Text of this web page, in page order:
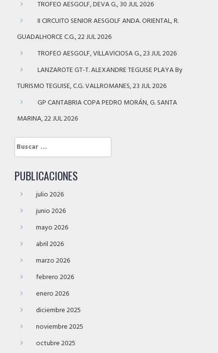
TROFEO AESGOLF, DEVA G., 30 JUL 2026
II CIRCUITO SENIOR AESGOLF ANDA. ORIENTAL, R.
GUADALHORCE C.G., 22 JUL 2026
TROFEO AESGOLF, VILLAVICIOSA G., 23 JUL 2026
LANZAROTE GT-T. ALEXANDRE TEGUISE PLAYA By
TURISMO TEGUISE, C.G. VALLROMANES, 23 JUL 2026
GP CANTABRIA COPA PEDRO MORÁN, G. SANTA
MARINA, 22 JUL 2026
Buscar:
PUBLICACIONES
julio 2026
junio 2026
mayo 2026
abril 2026
marzo 2026
febrero 2026
enero 2026
diciembre 2025
noviembre 2025
octubre 2025